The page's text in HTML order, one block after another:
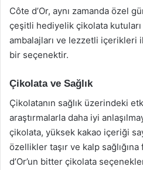
Côte d’Or, aynı zamanda özel
çeşitli hediyelik çikolata kutuları
ambalajları ve lezzetli içerikleri
bir seçenektir.
Çikolata ve Sağlık
Çikolatanın sağlık üzerindeki
araştırmalarla daha iyi
çikolata, yüksek kakao içeriği
özellikler taşır ve kalp
d’Or’un bitter çikolata